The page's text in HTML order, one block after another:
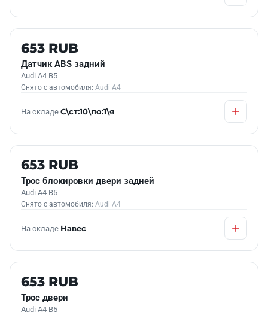
Б/У В НАЛИЧИИ
653 RUB
Датчик АВS задний
Audi A4 B5
Снято с автомобиля: Audi A4
На складе С\ст:10\по:1\я
Б/У В НАЛИЧИИ
653 RUB
Трос блокировки двери задней
Audi A4 B5
Снято с автомобиля: Audi A4
На складе Навес
Б/У В НАЛИЧИИ
653 RUB
Трос двери
Audi A4 B5